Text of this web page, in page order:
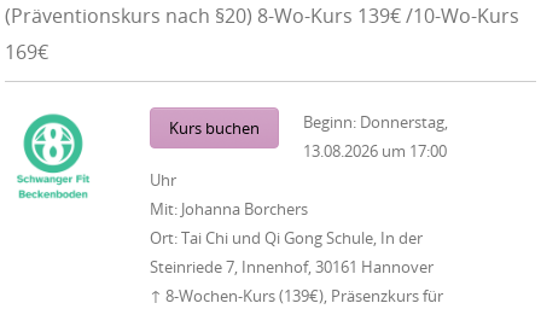
(Präventionskurs nach §20) 8-Wo-Kurs 139€ /10-Wo-Kurs
169€
Kurs buchen Beginn: Donnerstag,
13.08.2026 um 17:00
Uhr
Mit: Johanna Borchers
Ort:Tai Chi und Qi Gong Schule, In der
Steinriede 7, Innenhof, 30161 Hannover
↑ 8-Wochen-Kurs (139€), Präsenzkurs für